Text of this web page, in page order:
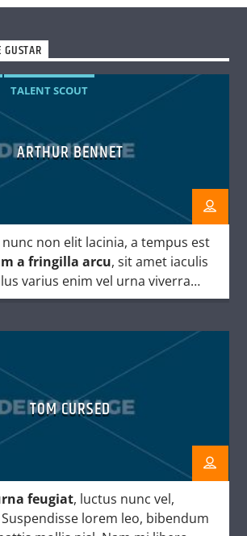
TALENT SCOUT
ARTHUR BENNET
non elit lacinia, a tempus est
a fringilla arcu, sit amet iaculis
varius enim vel urna viverra
et malesuada fames ac.
TOM CURSED
feugiat, luctus nunc vel,
lorem leo, bibendum